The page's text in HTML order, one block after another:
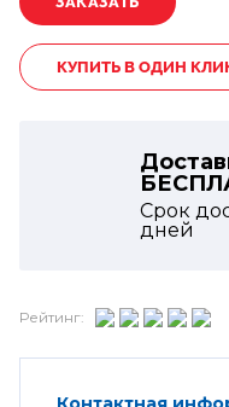
КУПИТЬ В ОДИН
Срок
дней
Рейтинг: